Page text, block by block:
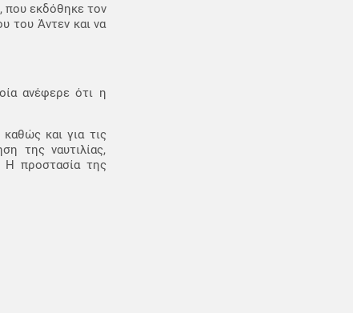
που εκδόθηκε τον
του Άντεν και να
ανέφερε ότι η
και για τις
της ναυτιλίας,
Η προστασία της